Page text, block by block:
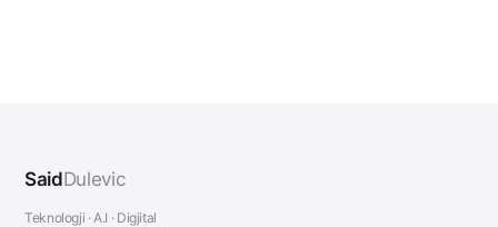
SaidDulevic
Teknologji · A.I · Digjital